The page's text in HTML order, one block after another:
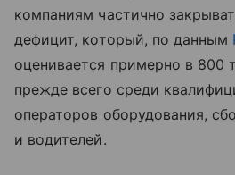
компаниям частично
дефицит, который, по данным
оценивается примерно в 800
прежде всего среди
операторов оборудования,
и водителей.